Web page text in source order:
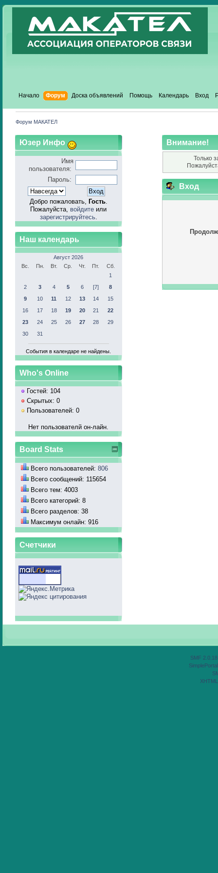
Начало Форум Доска объявлений Помощь Календарь Вход
Форум МАКАТЕЛ
Юзер Инфо
Имя
пользователя:
Пароль:
Добро пожаловать, Гость.
Пожалуйста, войдите или
зарегистрируйтесь.
Наш календарь
Август 2026
Вс.
Пн. Вт. Ср. Чт. Пт.
Сб.
1
2
3 4 5 6 [7]
8
9
10 11 12 13 14
15
16
17 18 19 20 21
22
23
24 25 26 27 28
29
30
31
События в календаре не найдены.
Who's Online
Гостей: 104
Скрытых: 0
Пользователей: 0
Нет пользователй он-лайн.
Board Stats
Всего пользователей: 806
Всего сообщений: 115654
Всего тем: 4003
Всего категорий: 8
Всего разделов: 38
Максимум онлайн: 916
Счетчики
Внимание!
Только
Вход
SMF 2.0.18
XHTML